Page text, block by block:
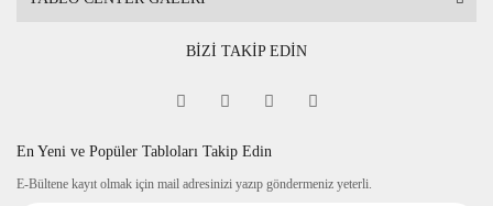
BİZİ TAKİP EDİN
En Yeni ve Popüler Tabloları Takip Edin
E-Bültene kayıt olmak için mail adresinizi yazıp göndermeniz yeterli.